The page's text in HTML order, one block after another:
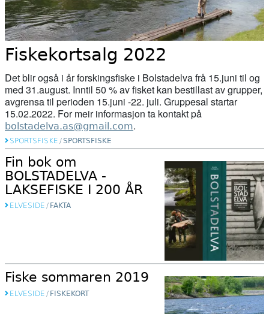
Fiskekortsalg 2022
Det blir også i år forskingsfiske i Bolstadelva frå 15.juni til og
med 31.august. Inntil 50 % av fisket kan bestillast av grupper,
avgrensa til perioden 15.juni -22. juli. Gruppesal startar
15.02.2022. For meir informasjon ta kontakt på
bolstadelva.as@gmail.com.
SPORTSFISKE /SPORTSFISKE
Fin bok om
BOLSTADELVA -
LAKSEFISKE I 200 ÅR
ELVESIDE / FAKTA
Fiske sommaren 2019
ELVESIDE / FISKEKORT